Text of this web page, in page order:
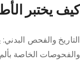
كيف يختبر
التاريخ والفحص
والفحوصات الخاصة